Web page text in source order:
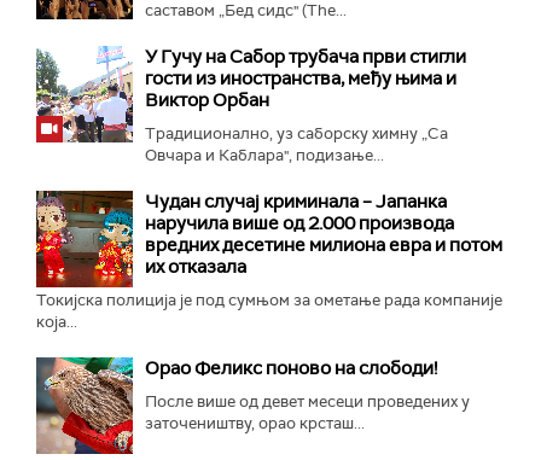
саставом „Бед сидс" (The...
У Гучу на Сабор трубача први стигли
гости из иностранства, међу њима и
Виктор Орбан
Традиционално, уз саборску химну „Са
Овчара и Каблара", подизање...
Чудан случај криминала – Јапанка
наручила више од 2.000 производа
вредних десетине милиона евра и потом
их отказала
Токијска полиција је под сумњом за ометање рада компаније
која...
Орао Феликс поново на слободи!
После више од девет месеци проведених у
заточеништву, орао крсташ...